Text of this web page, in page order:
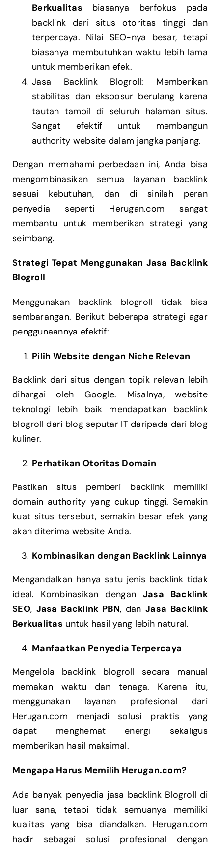
Berkualitas biasanya berfokus pada
backlink dari situs otoritas tinggi dan
terpercaya. Nilai SEO-nya besar, tetapi
biasanya membutuhkan waktu lebih lama
untuk memberikan efek.
Jasa Backlink Blogroll: Memberikan
stabilitas dan eksposur berulang karena
tautan tampil di seluruh halaman situs.
Sangat efektif untuk membangun
authority website dalam jangka panjang.
Dengan memahami perbedaan ini, Anda bisa
mengombinasikan semua layanan backlink
sesuai kebutuhan, dan di sinilah peran
penyedia seperti Herugan.com sangat
membantu untuk memberikan strategi yang
seimbang.
Strategi Tepat Menggunakan Jasa Backlink
Blogroll
Menggunakan backlink blogroll tidak bisa
sembarangan. Berikut beberapa strategi agar
penggunaannya efektif:
Pilih Website dengan Niche Relevan
Backlink dari situs dengan topik relevan lebih
dihargai oleh Google. Misalnya, website
teknologi lebih baik mendapatkan backlink
blogroll dari blog seputar IT daripada dari blog
kuliner.
Perhatikan Otoritas Domain
Pastikan situs pemberi backlink memiliki
domain authority yang cukup tinggi. Semakin
kuat situs tersebut, semakin besar efek yang
akan diterima website Anda.
Kombinasikan dengan Backlink Lainnya
Mengandalkan hanya satu jenis backlink tidak
ideal. Kombinasikan dengan Jasa Backlink
SEO, Jasa Backlink PBN, danJasa Backlink
Berkualitas untuk hasil yang lebih natural.
Manfaatkan Penyedia Terpercaya
Mengelola backlink blogroll secara manual
memakan waktu dan tenaga. Karena itu,
menggunakan layanan profesional dari
Herugan.com menjadi solusi praktis yang
dapat menghemat energi sekaligus
memberikan hasil maksimal.
Mengapa Harus Memilih Herugan.com?
Ada banyak penyedia jasa backlink Blogroll di
luar sana, tetapi tidak semuanya memiliki
kualitas yang bisa diandalkan. Herugan.com
hadir sebagai solusi profesional dengan